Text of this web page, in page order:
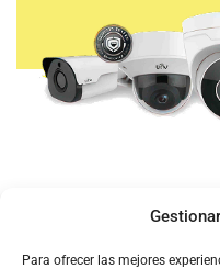
Para ofrecer las mejores